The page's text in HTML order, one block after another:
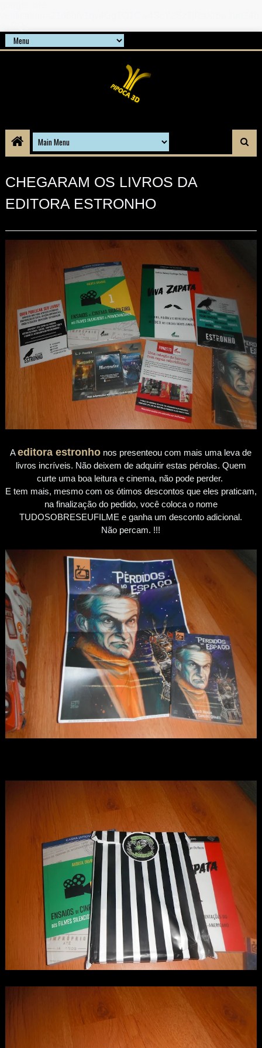
CHEGARAM OS LIVROS DA
EDITORA ESTRONHO
Aeditora estronho nos presenteou com mais uma leva de
livros incríveis. Não deixem de adquirir estas pérolas. Quem
curte uma boa leitura e cinema, não pode perder.
E tem mais, mesmo com os ótimos descontos que eles praticam,
na finalização do pedido, você coloca o nome
TUDOSOBRESEUFILME e ganha um desconto adicional.
Não percam. !!!